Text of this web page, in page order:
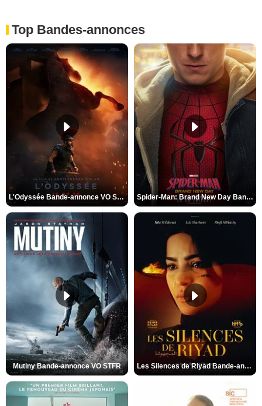
Top Bandes-annonces
L'Odyssée Bande-annonce VO STFR Spider-Man: Brand New Day Bande-annonce VO STFR
Mutiny Bande-annonce VO STFR Les Silences de Riyad Bande-annonce VO STFR